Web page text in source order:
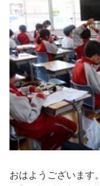
おはようございます。